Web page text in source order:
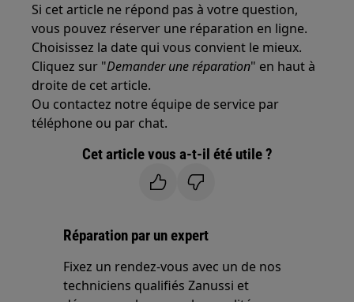
Si cet article ne répond pas à votre question,
vous pouvez réserver une réparation en ligne.
Choisissez la date qui vous convient le mieux.
Cliquez sur "Demander une réparation" en haut à
droite de cet article.
Ou contactez notre équipe de service par
téléphone ou par chat.
Cet article vous a-t-il été utile ?
Réparation par un expert
Fixez un rendez-vous avec un de nos
techniciens qualifiés Zanussi et